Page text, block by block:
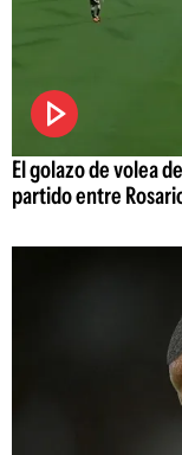
El golazo de volea
partido entre